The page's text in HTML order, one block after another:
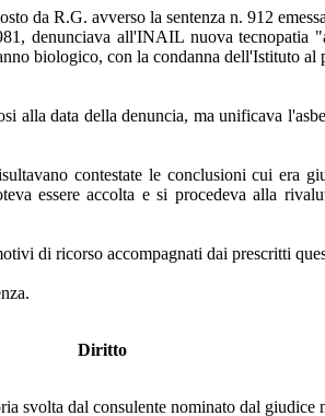
da R.G. avverso la sentenza n. 912
denunciava all'INAIL nuova tecnopatia
biologico, con la condanna dell'Istituto
alla data della denuncia, ma unificava
contestate le conclusioni cui era
essere accolta e si procedeva alla
di ricorso accompagnati dai prescritti
Diritto
svolta dal consulente nominato dal giudice